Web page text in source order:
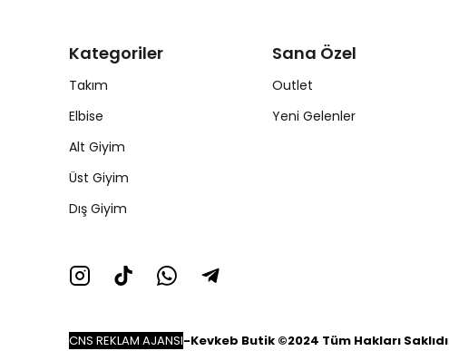
Kategoriler
Takım
Elbise
Alt Giyim
Üst Giyim
Dış Giyim
Sana Özel
Outlet
Yeni Gelenler
CNS REKLAM AJANSI-Kevkeb Butik ©2024 Tüm Hakları